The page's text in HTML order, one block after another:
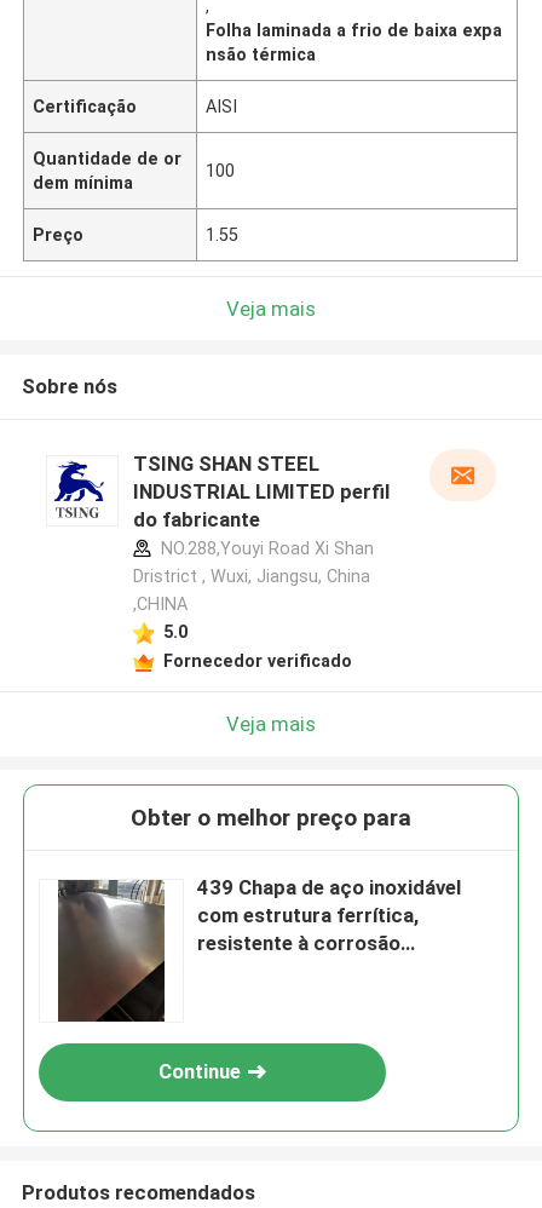
,
Folha laminada a frio de baixa expa
nsão térmica
Certificação AISI
Quantidade de or
dem mínima
100
Preço 1.55
Veja mais
Sobre nós
TSING SHAN STEEL
INDUSTRIAL LIMITED perfil
do fabricante
NO.288,Youyi Road Xi Shan
Dristrict , Wuxi, Jiangsu, China
,CHINA
5.0
Fornecedor verificado
Veja mais
Obter o melhor preço para
439 Chapa de aço inoxidável
com estrutura ferrítica,
resistente à corrosão
Continue
Produtos recomendados